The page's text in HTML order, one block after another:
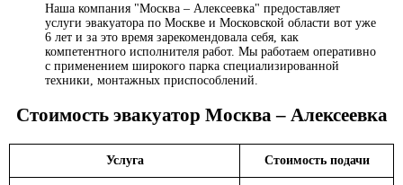
Наша компания "Москва – Алексеевка" предоставляет
услуги эвакуатора по Москве и Московской области вот уже
6 лет и за это время зарекомендовала себя, как
компетентного исполнителя работ. Мы работаем оперативно
с применением широкого парка специализированной
техники, монтажных приспособлений.
Стоимость эвакуатор Москва – Алексеевка
Услуга Стоимость подачи